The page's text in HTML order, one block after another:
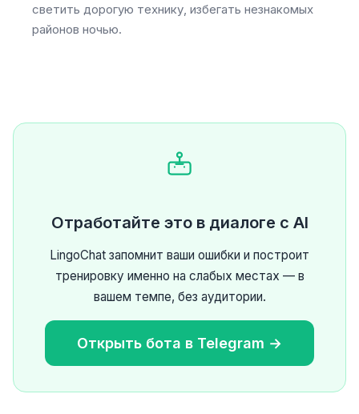
светить дорогую технику, избегать незнакомых
районов ночью.
Отработайте это в диалоге с AI
LingoChat запомнит ваши ошибки и построит
тренировку именно на слабых местах — в
вашем темпе, без аудитории.
Открыть бота в Telegram →